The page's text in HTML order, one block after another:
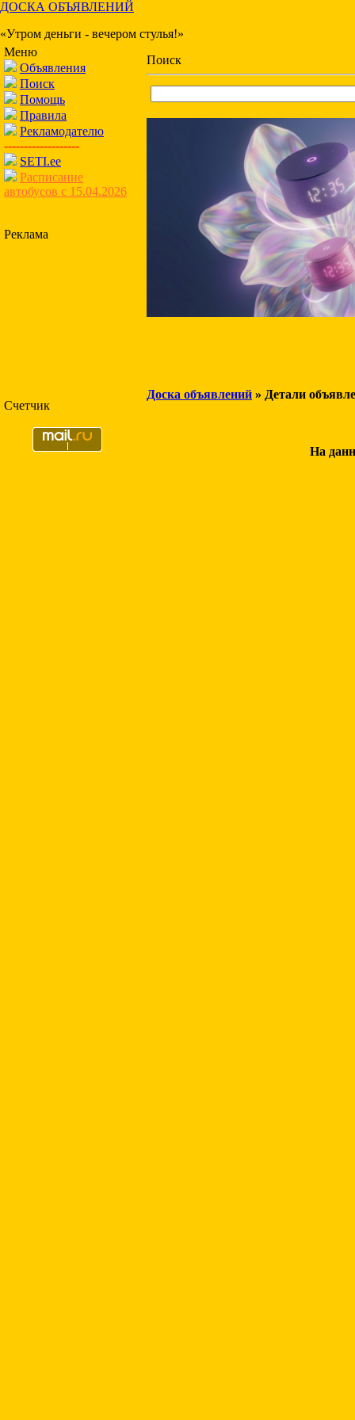
ДОСКА ОБЪЯВЛЕНИЙ
«Утром деньги - вечером стулья!»
Меню
Объявления
Поиск
Помощь
Правила
Рекламодателю
-------------------
SETI.ee
Расписание
автобусов с 15.04.2026
Реклама
Счетчик
Поиск
Доска объявлений » Детали
На